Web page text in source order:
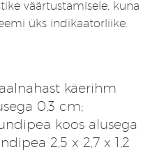
väärtustamisele, kuna
üks indikaatorliike.
käerihm
0,3 cm;
koos alusega
2,5 x 2,7 x 1,2